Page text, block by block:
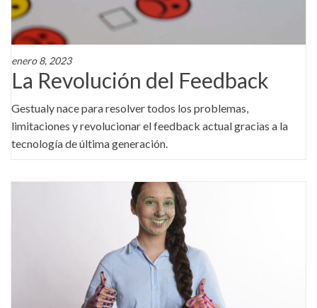
enero 8, 2023
La Revolución del Feedback
Gestualy nace para resolver todos los problemas,
limitaciones y revolucionar el feedback actual gracias a la
tecnología de última generación.